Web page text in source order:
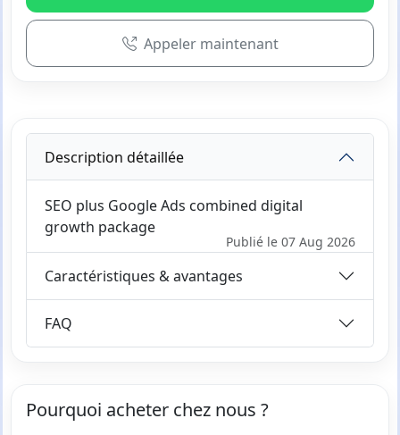
Appeler maintenant
Description détaillée
SEO plus Google Ads combined digital
growth package
Publié le 07 Aug 2026
Caractéristiques & avantages
FAQ
Pourquoi acheter chez nous ?